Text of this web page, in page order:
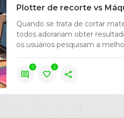
Plotter de recorte vs
Quando se trata de cortar
todos adorariam obter
os usuários pesquisam a
comment
0
favorite
2
share